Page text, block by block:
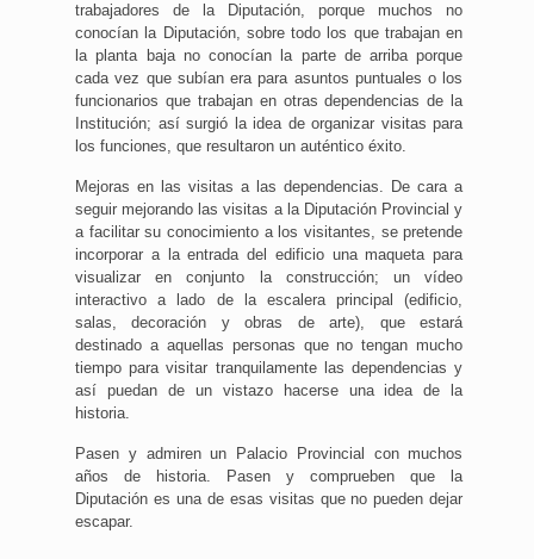
trabajadores de la Diputación, porque muchos no
conocían la Diputación, sobre todo los que trabajan en
la planta baja no conocían la parte de arriba porque
cada vez que subían era para asuntos puntuales o los
funcionarios que trabajan en otras dependencias de la
Institución; así surgió la idea de organizar visitas para
los funciones, que resultaron un auténtico éxito.
Mejoras en las visitas a las dependencias. De cara a
seguir mejorando las visitas a la Diputación Provincial y
a facilitar su conocimiento a los visitantes, se pretende
incorporar a la entrada del edificio una maqueta para
visualizar en conjunto la construcción; un vídeo
interactivo a lado de la escalera principal (edificio,
salas, decoración y obras de arte), que estará
destinado a aquellas personas que no tengan mucho
tiempo para visitar tranquilamente las dependencias y
así puedan de un vistazo hacerse una idea de la
historia.
Pasen y admiren un Palacio Provincial con muchos
años de historia. Pasen y comprueben que la
Diputación es una de esas visitas que no pueden dejar
escapar.